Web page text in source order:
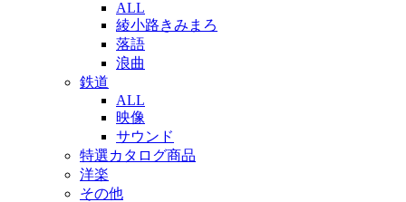
ALL
綾小路きみまろ
落語
浪曲
鉄道
ALL
映像
サウンド
特選カタログ商品
洋楽
その他